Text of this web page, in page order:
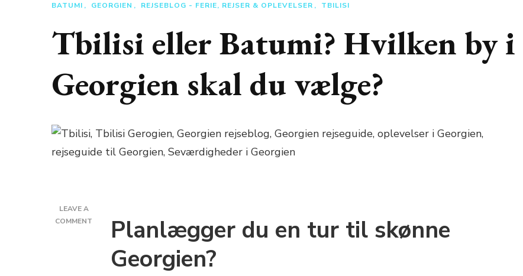
BATUMI GEORGIEN REJSEBLOG - FERIE, REJSER & OPLEVELSER TBILISI
Tbilisi eller Batumi? Hvilken by i
Georgien skal du vælge?
LEAVE A
COMMENT
TBILISI
BATUMI?
Planlægger du en tur til skønne
Georgien?